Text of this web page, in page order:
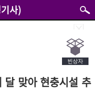
사)
달 맞아 현충시설 추